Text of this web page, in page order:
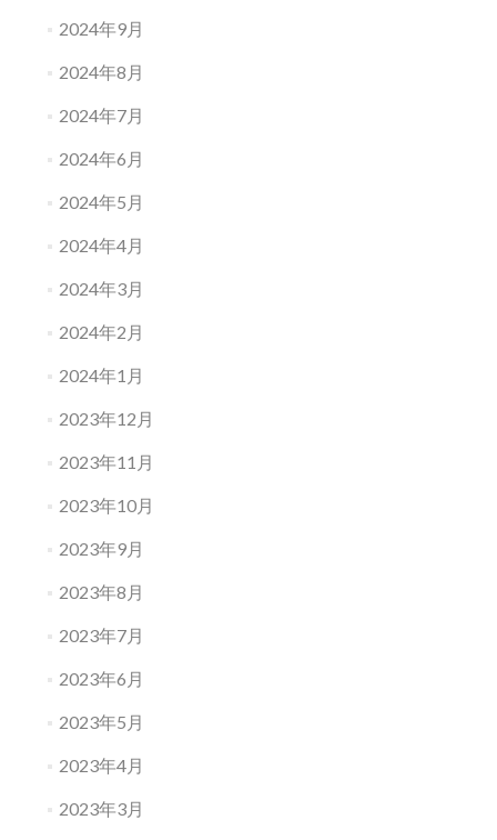
2024年9月
2024年8月
2024年7月
2024年6月
2024年5月
2024年4月
2024年3月
2024年2月
2024年1月
2023年12月
2023年11月
2023年10月
2023年9月
2023年8月
2023年7月
2023年6月
2023年5月
2023年4月
2023年3月